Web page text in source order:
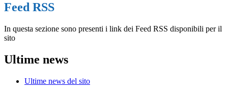
Feed RSS
In questa sezione sono presenti i link dei Feed RSS disponibili per il
sito
Ultime news
Ultime news del sito